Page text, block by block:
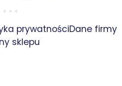
prywatnościDane firmy
sklepu